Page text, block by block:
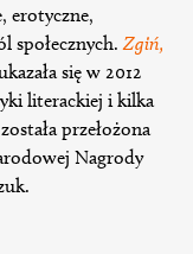
erotyczne,
społecznych.Zgiń,
się w 2012
literackiej i kilka
przełożona
Nagrody